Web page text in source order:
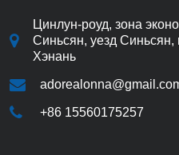
Цинлун-роуд, зона
Синьсян, уезд
Хэнань
+86 15560175257